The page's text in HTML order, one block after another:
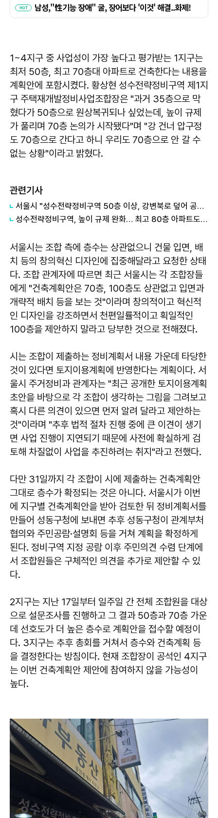
1~4지구 중 사업성이 가장 높다고 평가받는 1지구는
최저 50층, 최고 70층대 아파트로 건축한다는 내용을
계획안에 포함시켰다. 황상현 성수전략정비구역 제1지
구 주택재개발정비사업조합장은 "과거 35층으로 막
혔다가 50층으로 원상복귀되나 싶었는데, 높이 규제
가 풀리며 70층 논의가 시작됐다"며 "강 건너 압구정
도 70층으로 간다고 하니 우리도 70층으로 안 갈 수
없는 상황"이라고 밝혔다.
관련기사
​서울시 "성수전략정비구역 50층 이상, 강변북로 덮어 공원화"
​성수전략정비구역, 높이 규제 완화… 최고 80층 아파트도 가능해진다
서울시는 조합 측에 층수는 상관없으니 건물 입면, 배
치 등의 창의혁신 디자인에 집중해달라고 요청한 상태
다. 조합 관계자에 따르면 최근 서울시는 각 조합장들
에게 "건축계획안은 70층, 100층도 상관없고 입면과
개략적 배치 등을 보는 것"이라며 창의적이고 혁신적
인 디자인을 강조하면서 천편일률적이고 획일적인
100층을 제안하지 말라고 당부한 것으로 전해졌다.
시는 조합이 제출하는 정비계획서 내용 가운데 타당한
것이 있다면 토지이용계획에 반영한다는 계획이다. 서
울시 주거정비과 관계자는 "최근 공개한 토지이용계획
초안을 바탕으로 각 조합이 생각하는 그림을 그려보고
혹시 다른 의견이 있으면 먼저 알려 달라고 제안하는
것"이라며 "추후 법적 절차 진행 중에 큰 이견이 생기
면 사업 진행이 지연되기 때문에 사전에 확실하게 검
토해 차질없이 사업을 추진하려는 취지"라고 전했다.
다만 31일까지 각 조합이 시에 제출하는 건축계획안
그대로 층수가 확정되는 것은 아니다. 서울시가 이번
에 지구별 건축계획안을 받아 검토한 뒤 정비계획서를
만들어 성동구청에 보내면 추후 성동구청이 관계부처
협의와 주민공람·설명회 등을 거쳐 계획을 확정하게
된다. 정비구역 지정 공람 이후 주민의견 수렴 단계에
서 조합원들은 구체적인 의견을 추가로 제안할 수 있
다.
2지구는 지난 17일부터 일주일 간 전체 조합원을 대상
으로 설문조사를 진행하고 그 결과 50층과 70층 가운
데 선호도가 더 높은 층수로 계획안을 접수할 예정이
다. 3지구는 추후 총회를 거쳐서 층수와 건축계획 등
을 결정한다는 방침이다. 현재 조합장이 공석인 4지구
는 이번 건축계획안 제안에 참여하지 않을 가능성이
높다.